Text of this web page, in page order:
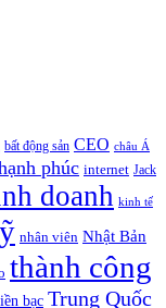
bất động sản CEO châu Á
phúc internet Jack
doanh kinh tế
nhân viên Nhật Bản
thành công
bạc Trung Quốc